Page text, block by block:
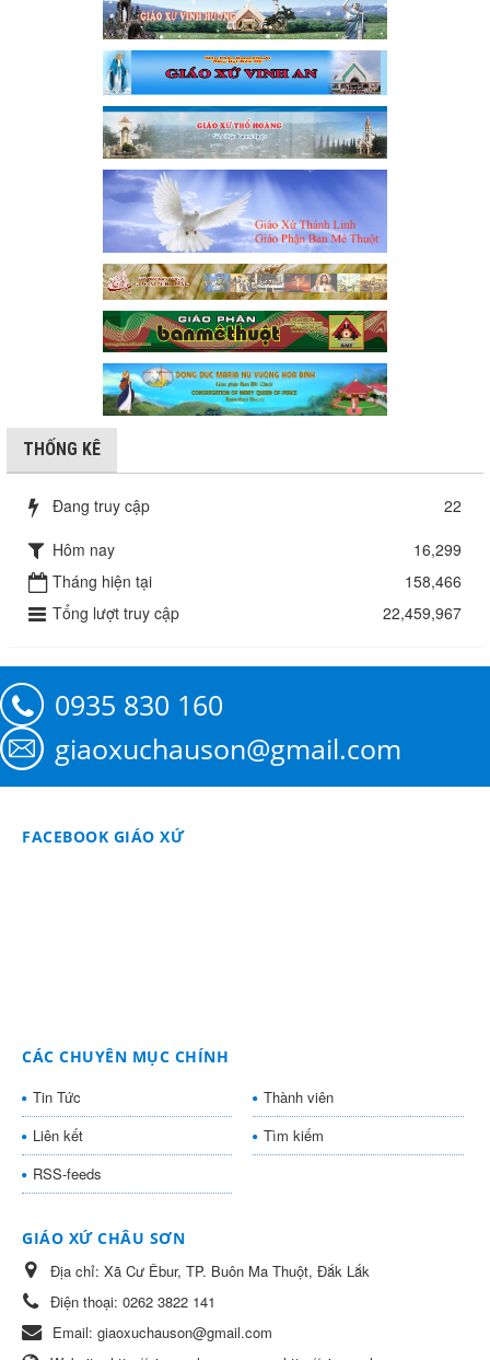
THỐNG KÊ
Đang truy cập
22
Hôm nay
16,299
Tháng hiện tại
158,466
Tổng lượt truy cập
22,459,967
0935 830 160
giaoxuchauson@gmail.com
FACEBOOK GIÁO XỨ
CÁC CHUYÊN MỤC CHÍNH
Tin Tức
Thành viên
Liên kết
Tìm kiếm
RSS-feeds
GIÁO XỨ CHÂU SƠN
Địa chỉ: Xã Cư Êbur, TP. Buôn Ma Thuột, Đắk Lắk
Điện thoại: 0262 3822 141
Email: giaoxuchauson@gmail.com